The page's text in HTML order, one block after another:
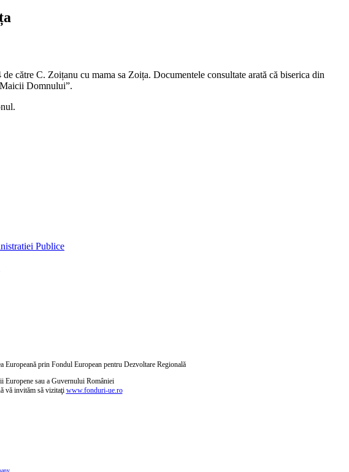
către C. Zoițanu cu mama sa Zoița. Documentele consultate arată că biserica din
Domnului”.
Publice
prin Fondul European pentru Dezvoltare Regională
Europene sau a Guvernului României
vă invităm să vizitaţi www.fonduri-ue.ro